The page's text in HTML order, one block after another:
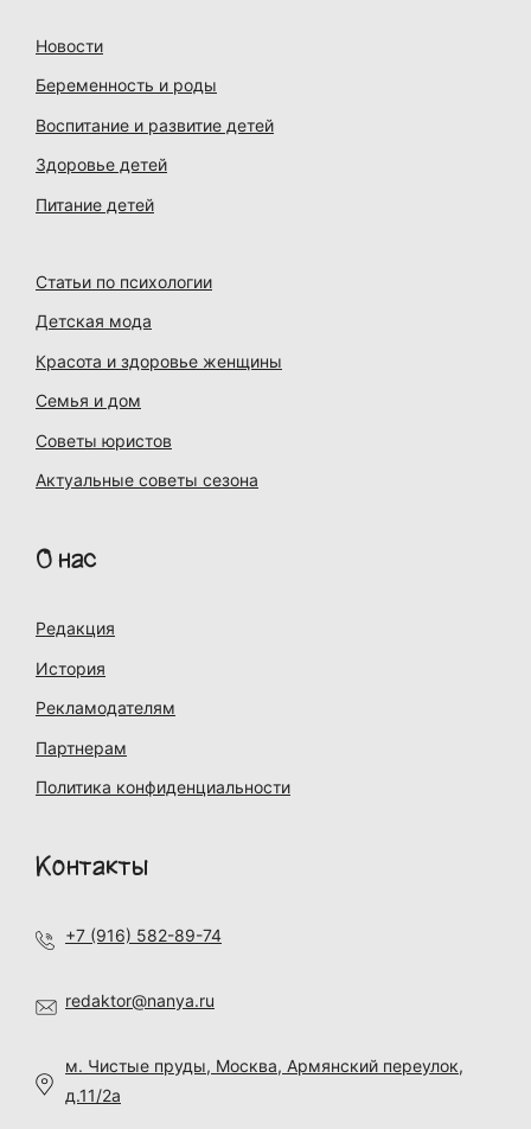
Новости
Беременность и роды
Воспитание и развитие детей
Здоровье детей
Питание детей
Статьи по психологии
Детская мода
Красота и здоровье женщины
Семья и дом
Советы юристов
Актуальные советы сезона
О нас
Редакция
История
Рекламодателям
Партнерам
Политика конфиденциальности
Контакты
+7 (916) 582-89-74
redaktor@nanya.ru
м. Чистые пруды, Москва, Армянский переулок,
д.11/2а